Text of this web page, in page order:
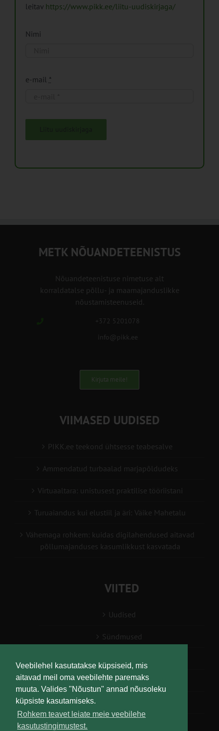
Veebilehel kasutatakse küpsiseid, mis
aitavad meil oma veebilehte paremaks
muuta. Valides "Nõustun" annad nõusoleku
küpsiste kasutamiseks.
Rohkem teavet leiate meie veebilehe
kasutustingimustest.
leitav https://www.pikk.ee/liitu-uudiskirjaga/
Nimi
e-mail *
METK NÕUANDETEENISTUS
Nõuandeteenistuse nimetuse alt
korraldatalse põllu- ja maamajanduslikke
nõustamisteenuseid.
+372 5201078
info@pikk.ee
Kirjuta meile!
VIIMASED UUDISED
PIKK.ee teekond ühtsesse teabesalve
Ammendatud turbaalad marjapõldudeks
Virtuaaltara: unistusest praktilise tööriistani
Turuaiandus kui elustiil ja äri: Väike Mahetalu
Vähemaga rohkem: kuidas digilahendused aitavad
põllumajanduses kasumlikkust kasvatada
VIITED
Uudised
Sündmused
Teabesalv
Liitu uudiskirjaga